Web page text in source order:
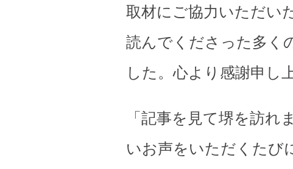
取材にご協力いただい
読んでくださった多く
した。心より感謝申し
「記事を見て堺を訪
いお声をいただくたび